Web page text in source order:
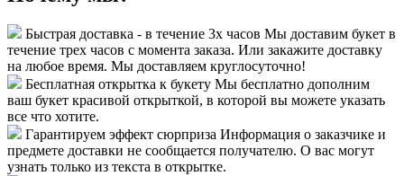
Быстрая доставка - в течение 3х часов Мы доставим букет в
течение трех часов с момента заказа. Или закажите доставку
на любое время. Мы доставляем круглосуточно!
Бесплатная открытка к букету Мы бесплатно дополним
ваш букет красивой открыткой, в которой вы можете указать
все что хотите.
Гарантируем эффект сюрприза Информация о заказчике и
предмете доставки не сообщается получателю. О вас могут
узнать только из текста в открытке.